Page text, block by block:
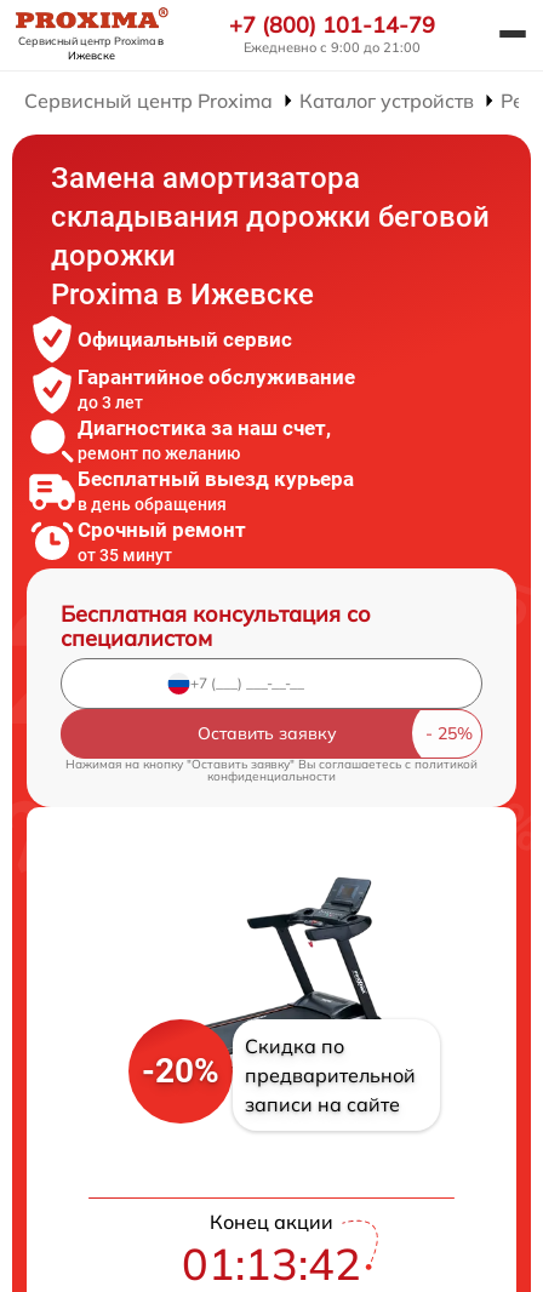
Сервисный центр Proximaв
Ижевске
+7 (800) 101-14-79
Ежедневно с 9:00 до 21:00
Сервисный центр Proxima Каталог устройств
Замена амортизатора
складывания дорожки беговой
дорожки
Proxima в Ижевске
Официальный сервис
Гарантийное обслуживание
до 3 лет
Диагностика за наш счет,
ремонт по желанию
Бесплатный выезд курьера
в день обращения
Срочный ремонт
от 35 минут
Бесплатная консультация со
специалистом
Оставить заявку
Нажимая на кнопку "Оставить заявку" Вы соглашаетесь cполитикой
конфиденциальности
-20%
Скидка по
предварительной
записи на сайте
Конец акции
01:13:42